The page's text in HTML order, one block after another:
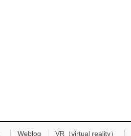
Weblog VR（virtual reality）